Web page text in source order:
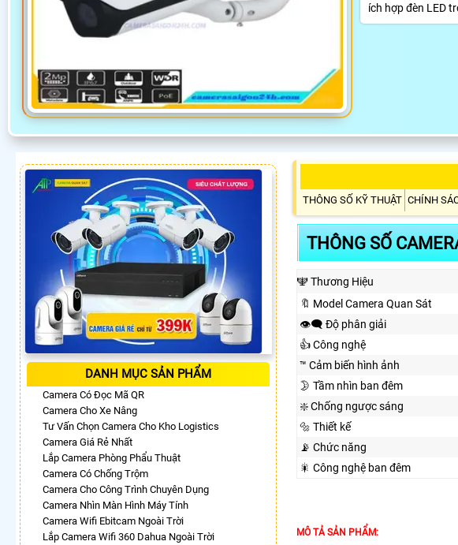
ích hợp đèn LED
DANH MỤC SẢN PHẨM
Camera Có Đọc Mã QR
Camera Cho Xe Nâng
Tư Vấn Chọn Camera Cho Kho Logistics
Camera Giá Rẻ Nhất
Lắp Camera Phòng Phẩu Thuật
Camera Có Chống Trộm
Camera Cho Công Trình Chuyên Dụng
Camera Nhìn Màn Hình Máy Tính
Camera Wifi Ebitcam Ngoài Trời
Lắp Camera Wifi 360 Dahua Ngoài Trời
THÔNG SỐ KỸ THUẬT CHÍNH
THÔNG SỐ
🕎 Thương Hiệu
🔖 Model Camera Quan Sát
👁️‍🗨 Độ phân giải
👍 Công nghệ
™️ Cảm biến hình ảnh
🌛 Tầm nhìn ban đêm
❇️ Chống ngược sáng
🔩 Thiết kế
📡 Chức năng
🎇 Công nghệ ban đêm
MÔ TẢ SẢN PHẨM: